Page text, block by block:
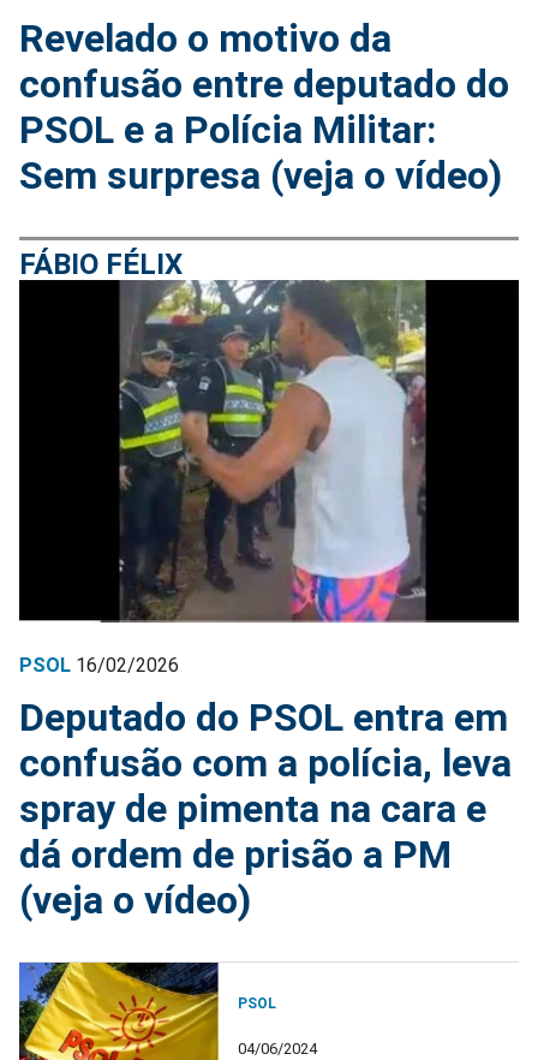
Revelado o motivo da
confusão entre deputado do
PSOL e a Polícia Militar:
Sem surpresa (veja o vídeo)
FÁBIO FÉLIX
PSOL 16/02/2026
Deputado do PSOL entra em
confusão com a polícia, leva
spray de pimenta na cara e
dá ordem de prisão a PM
(veja o vídeo)
PSOL
04/06/2024